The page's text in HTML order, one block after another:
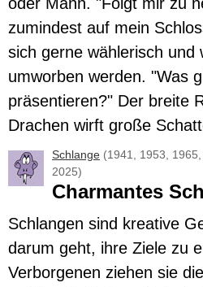
zumindest auf mein
sich gerne wählerisch und
umworben werden. "Was
präsentieren?" Der breite
Drachen wirft große
Schlange (1941, 1953,
2025)
Charmantes
Schlangen sind kreative
darum geht, ihre Ziele zu
Verborgenen ziehen sie